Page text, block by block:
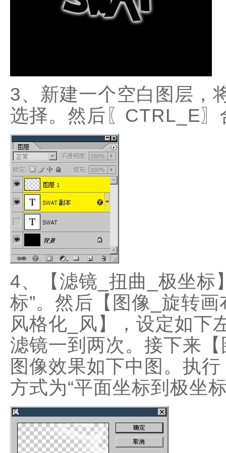
3、新建一个空白图层，
选择。然后〖CTRL_E〗
4、【滤镜_扭曲_极坐标
标”。然后【图像_旋转
风格化_风】，设定如下
滤镜一到两次。接下来
图像效果如下中图。执
方式为“平面坐标到极坐